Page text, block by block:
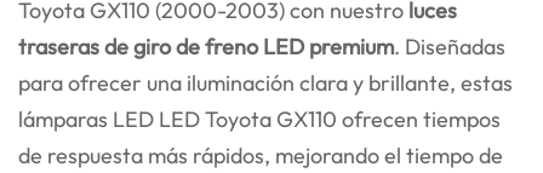
Toyota GX110 (2000-2003) con nuestro luces
traseras de giro de freno LED premium. Diseñadas
para ofrecer una iluminación clara y brillante, estas
lámparas LED LED Toyota GX110 ofrecen tiempos
de respuesta más rápidos, mejorando el tiempo de